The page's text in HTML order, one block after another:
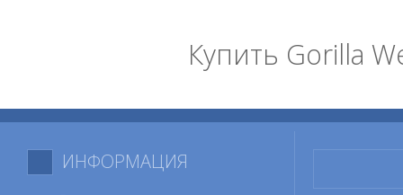
Купить Gorilla
ИНФОРМАЦИЯ